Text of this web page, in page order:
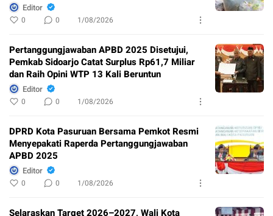
Editor
0 0 1/08/2026
Pertanggungjawaban APBD 2025 Disetujui,
Pemkab Sidoarjo Catat Surplus Rp61,7 Miliar
dan Raih Opini WTP 13 Kali Beruntun
Editor
0 0 1/08/2026
DPRD Kota Pasuruan Bersama Pemkot Resmi
Menyepakati Raperda Pertanggungjawaban
APBD 2025
Editor
0 0 1/08/2026
Selaraskan Target 2026–2027, Wali Kota